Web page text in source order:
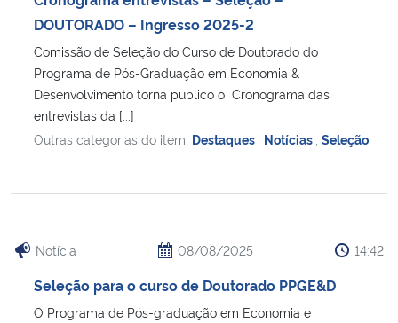
DOUTORADO – Ingresso 2025-2
Comissão de Seleção do Curso de Doutorado do
Programa de Pós-Graduação em Economia &
Desenvolvimento torna publico o Cronograma das
entrevistas da [...]
Outras categorias do item: Destaques Notícias Seleção
Notícia 08/08/2025 14:42
Seleção para o curso de Doutorado PPGE&D
O Programa de Pós-graduação em Economia e